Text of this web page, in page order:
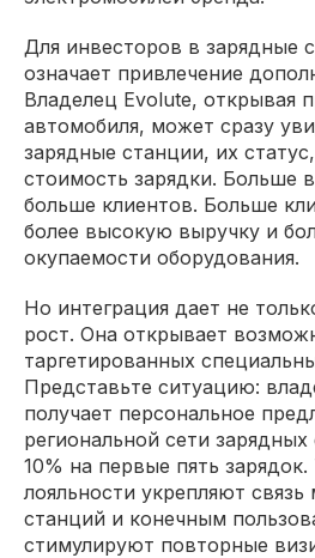
Для инвесторов в зарядные
означает привлечение
Владелец Evolute, открывая
автомобиля, может сразу
зарядные станции, их
стоимость зарядки. Больше
больше клиентов. Больше
более высокую выручку и
окупаемости оборудования.
Но интеграция дает не
рост. Она открывает
таргетированных
Представьте ситуацию:
получает персональное
региональной сети
10% на первые пять
лояльности укрепляют
станций и конечным
стимулируют повторные